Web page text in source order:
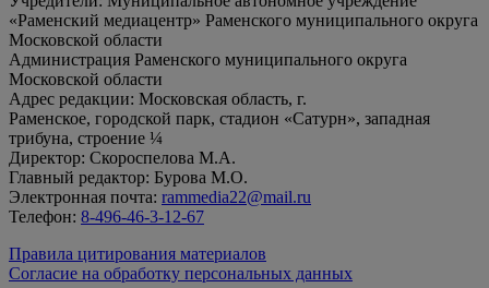
«Раменский медиацентр» Раменского муниципального округа
Московской области
Администрация Раменского муниципального округа
Московской области
Адрес редакции: Московская область, г.
Раменское, городской парк, стадион «Сатурн», западная
трибуна, строение ¼
Директор: Скороспелова М.А.
Главный редактор: Бурова М.О.
Электронная почта: rammedia22@mail.ru
Телефон: 8-496-46-3-12-67
Правила цитирования материалов
Согласие на обработку персональных данных